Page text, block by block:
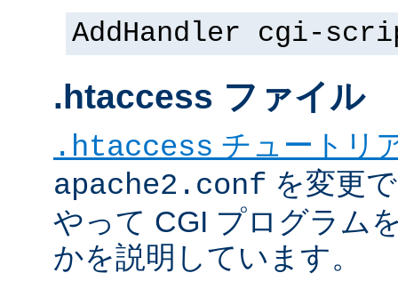
AddHandler cgi-
.htaccess ファイル
.htaccess チュートリ
apache2.conf を変更
やって CGI プログラム
かを説明しています。